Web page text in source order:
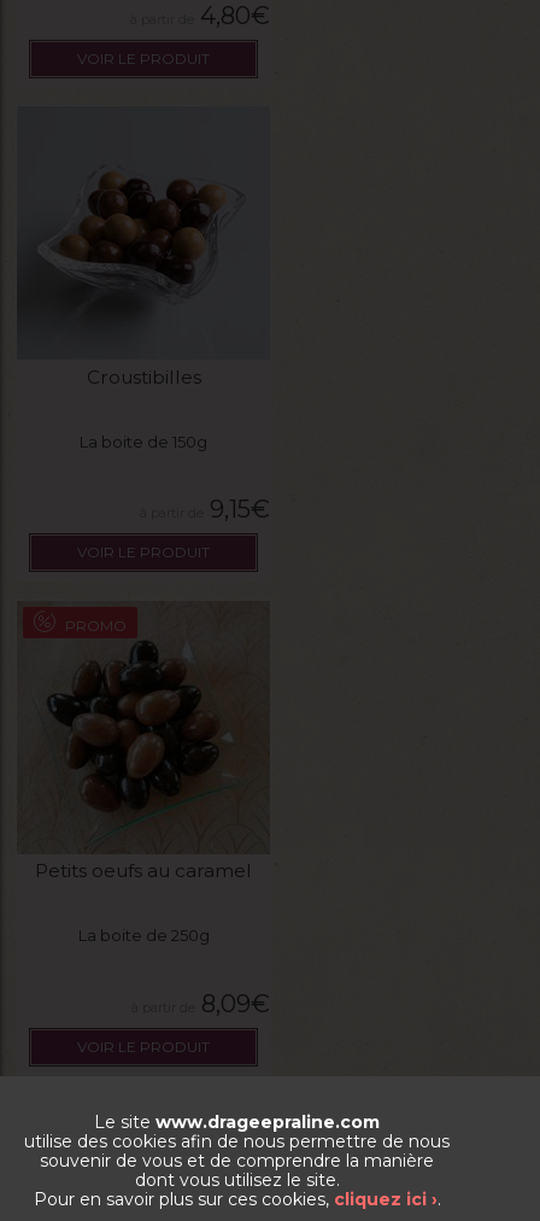
4,80€
VOIR LE PRODUIT
Croustibilles
La boite de 150g
9,15€
VOIR LE PRODUIT
PROMO
Petits oeufs au caramel
La boite de 250g
8,09€
VOIR LE PRODUIT
PROMO
Le site www.drageepraline.com
utilise des cookies afin de nous permettre de nous
souvenir de vous et de comprendre la manière
dont vous utilisez le site.
Pour en savoir plus sur ces cookies, cliquez ici ›.